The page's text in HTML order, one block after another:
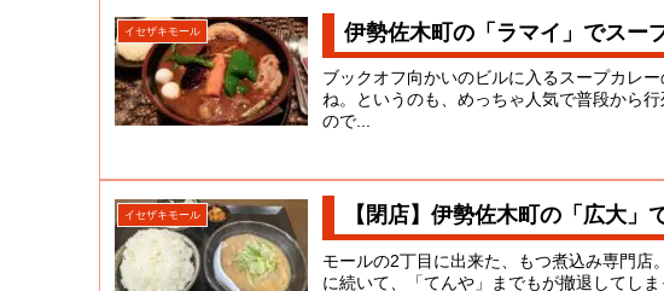
イセザキモール 伊勢佐木町の「ラマイ」でスー
ブックオフ向かいのビルに入るスープカレ
ね。というのも、めっちゃ人気で普段から
ので...
イセザキモール 【閉店】伊勢佐木町の「広大」
モールの2丁目に出来た、もつ煮込み専門店
に続いて、「てんや」までもが撤退してし